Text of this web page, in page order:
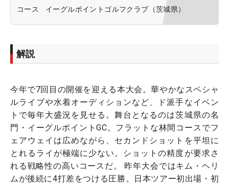
コース イーグルポイントゴルフクラブ（茨城県）
解説
今年で7回目の開催を迎える本大会。華やかなスペシャ
ルライブや水着オーディションなど、ド派手なイベン
トで毎年大盛況を見せる。舞台となるのは茨城県の名
門・イーグルポイントGC。フラットな林間コースでフ
ェアウェイは広めながら、セカンドショットを平坦に
とれるライが極端に少ない。ショットの精度が要求さ
れる戦略性の高いコースだ。 昨年大会ではキム・ヘリ
ムが後続に4打差をつける圧勝。日本ツアー初出場・初